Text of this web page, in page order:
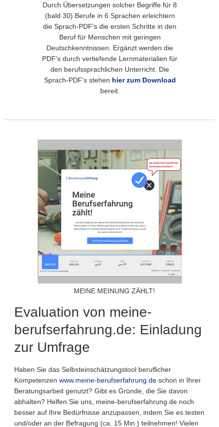
Durch Übersetzungen solcher Begriffe für 8
(bald 30) Berufe in 6 Sprachen erleichtern
die Sprach-PDF's die ersten Schritte in den
Beruf für Menschen mit geringen
Deutschkenntnissen. Ergänzt werden die
PDF's durch vertiefende Lernmaterialien für
den berufssprachlichen Unterricht. Die
Sprach-PDF's stehen hier zum Download
bereit.
MEINE MEINUNG ZÄHLT!
Evaluation von meine-
berufserfahrung.de: Einladung
zur Umfrage
Haben Sie das Selbsteinschätzungstool beruflicher
Kompetenzen www.meine-berufserfahrung.de schon in Ihrer
Beratungsarbeit genutzt? Gibt es Gründe, die Sie davon
abhalten? Helfen Sie uns, meine-berufserfahrung.de noch
besser auf Ihre Bedürfnisse anzupassen, indem Sie es testen
und/oder an der Befragung (ca. 15 Min.) teilnehmen! Vielen